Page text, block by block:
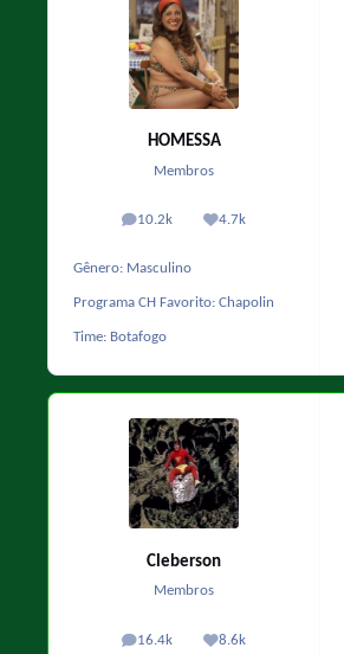
HOMESSA
Membros
10.2k
posts 4.7k
Reputação
Gênero: Masculino
Programa CH Favorito: Chapolin
Time: Botafogo
Cleberson
Membros
16.4k
posts 8.6k
Reputação